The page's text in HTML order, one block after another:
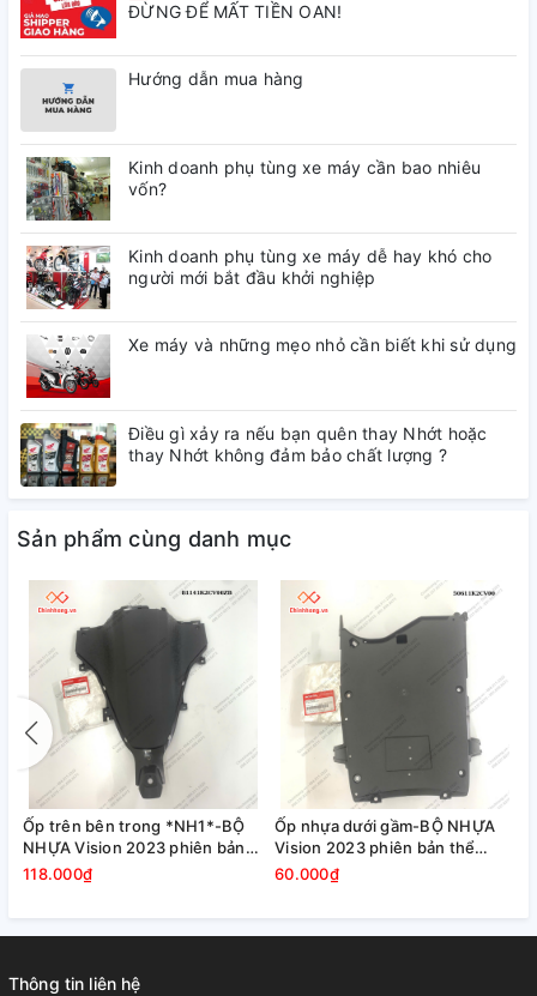
ĐỪNG ĐỂ MẤT TIỀN OAN!
Hướng dẫn mua hàng
Kinh doanh phụ tùng xe máy cần bao nhiêu
vốn?
Kinh doanh phụ tùng xe máy dễ hay khó cho
người mới bắt đầu khởi nghiệp
Xe máy và những mẹo nhỏ cần biết khi sử dụng
Điều gì xảy ra nếu bạn quên thay Nhớt hoặc
thay Nhớt không đảm bảo chất lượng ?
Sản phẩm cùng danh mục
Ốp trên bên trong *NH1*-BỘ
NHỰA Vision 2023 phiên bản
thể thao,Màu Xám Xi Măng
118.000₫
Ốp nhựa dưới gầm-BỘ NHỰA
Vision 2023 phiên bản thể
thao,Màu Xám Xi Măng Đen
60.000₫
Thông tin liên hệ